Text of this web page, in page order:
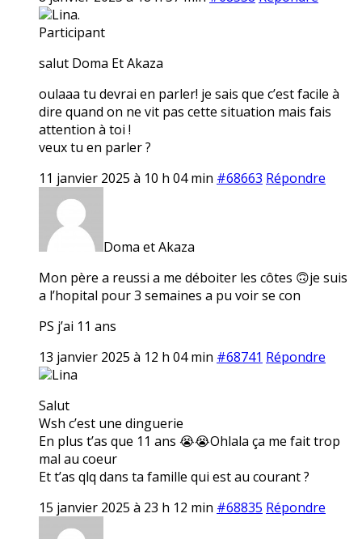
Lina.
Participant
salut Doma Et Akaza
oulaaa tu devrai en parler! je sais que c’est facile à
dire quand on ne vit pas cette situation mais fais
attention à toi !
veux tu en parler ?
11 janvier 2025 à 10 h 04 min #68663 Répondre
Doma et Akaza
Mon père a reussi a me déboiter les côtes 🙃je suis
a l’hopital pour 3 semaines a pu voir se con
PS j’ai 11 ans
13 janvier 2025 à 12 h 04 min #68741 Répondre
Lina
Salut
Wsh c’est une dinguerie
En plus t’as que 11 ans 😭😭Ohlala ça me fait trop
mal au coeur
Et t’as qlq dans ta famille qui est au courant ?
15 janvier 2025 à 23 h 12 min #68835 Répondre